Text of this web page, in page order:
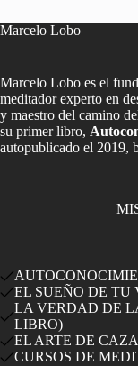
Marcelo Lobo
Marcelo Lobo es el
meditador experto en
y maestro del camino
su primer libro,
autopublicado el 2019,
EL SUEÑO DE TU
LA VERDAD DE
LIBRO)
EL ARTE DE
CURSOS DE